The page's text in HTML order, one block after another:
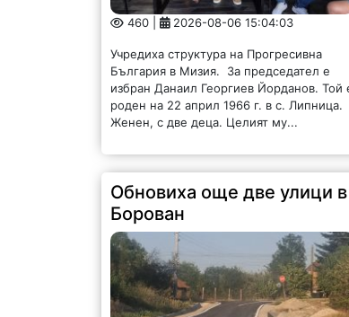
460 | 2026-08-06 15:04:03
Учредиха структура на Прогресивна
България в Мизия. За председател е
избран Данаил Георгиев Йорданов. Той
роден на 22 април 1966 г. в с. Липница.
Женен, с две деца. Целият му...
Обновиха още две улици в
Борован